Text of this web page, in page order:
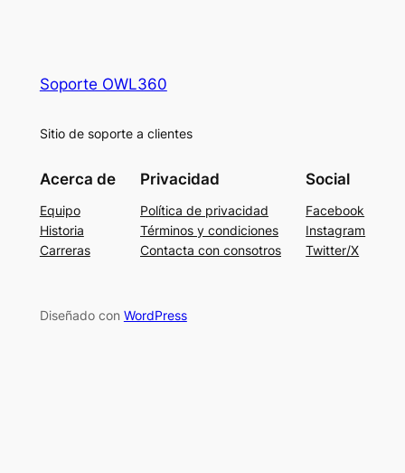
Soporte OWL360
Sitio de soporte a clientes
Acerca de
Equipo
Historia
Carreras
Privacidad
Política de privacidad
Términos y condiciones
Contacta con consotros
Social
Facebook
Instagram
Twitter/X
Diseñado con WordPress